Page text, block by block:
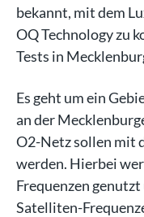
bekannt, mit dem
OQ Technology zu
Tests in
Es geht um ein
an der
O2-Netz sollen mit
werden. Hierbei
Frequenzen
Satelliten-